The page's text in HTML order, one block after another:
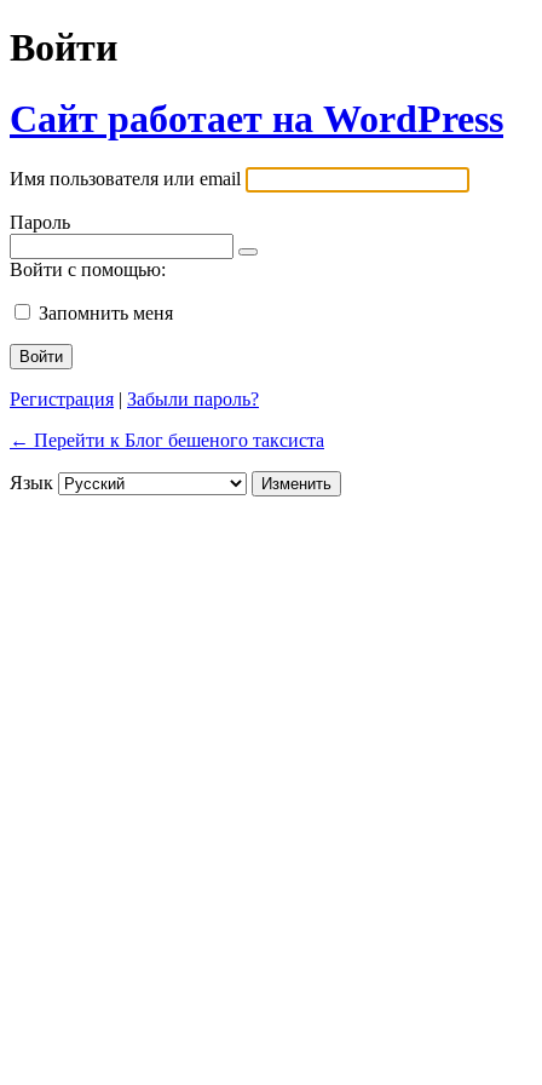
Войти
Сайт работает на WordPress
Имя пользователя или email
Пароль
Войти с помощью:
Запомнить меня
Регистрация | Забыли пароль?
← Перейти к Блог бешеного таксиста
Язык